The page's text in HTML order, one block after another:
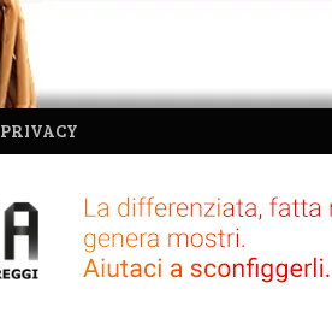
PRIVACY